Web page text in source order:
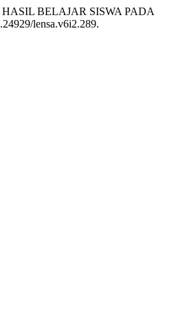
BELAJAR SISWA PADA
lensa.v6i2.289.